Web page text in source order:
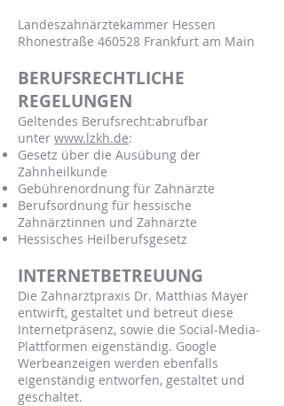
Landeszahnärztekammer Hessen
Rhonestraße 460528 Frankfurt am Main
BERUFSRECHTLICHE
REGELUNGEN
Geltendes Berufsrecht:abrufbar
unter www.lzkh.de:
Gesetz über die Ausübung der
Zahnheilkunde
Gebührenordnung für Zahnärzte
Berufsordnung für hessische
Zahnärztinnen und Zahnärzte
Hessisches Heilberufsgesetz
INTERNETBETREUUNG
Die Zahnarztpraxis Dr. Matthias Mayer
entwirft, gestaltet und betreut diese
Internetpräsenz, sowie die Social-Media-
Plattformen eigenständig. Google
Werbeanzeigen werden ebenfalls
eigenständig entworfen, gestaltet und
geschaltet.